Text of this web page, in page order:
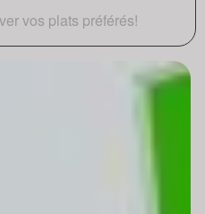
vos plats préférés!